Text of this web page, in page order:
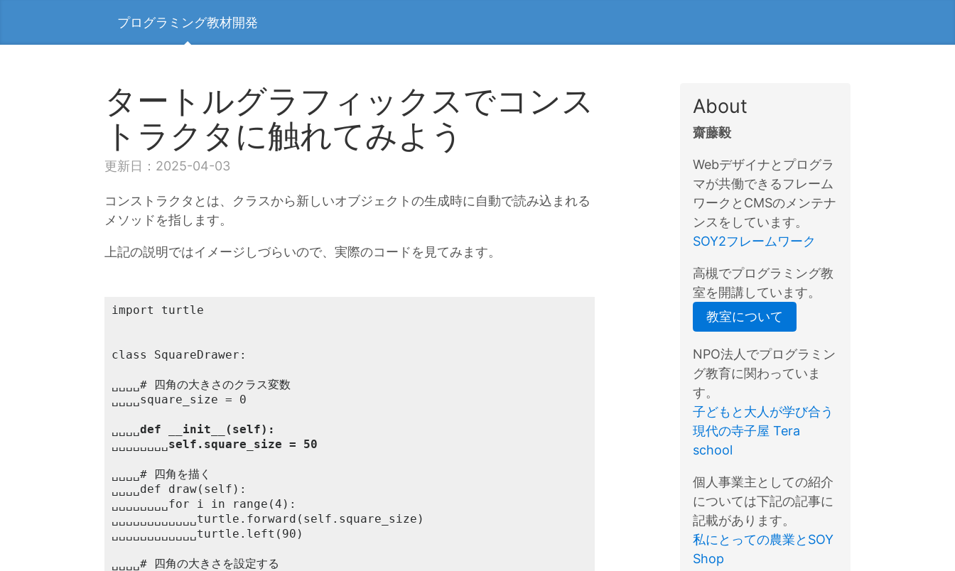
プログラミング教材開発
タートルグラフィックスでコンス
トラクタに触れてみよう
更新日：2025-04-03
コンストラクタとは、クラスから新しいオブジェクトの生成時に自動で読み込まれる
メソッドを指します。
上記の説明ではイメージしづらいので、実際のコードを見てみます。
import turtle
class SquareDrawer:
␣␣␣␣# 四角の大きさのクラス変数
␣␣␣␣square_size = 0
␣␣␣␣def __init__(self):
␣␣␣␣␣␣␣␣self.square_size = 50
␣␣␣␣# 四角を描く
␣␣␣␣def draw(self):
␣␣␣␣␣␣␣␣for i in range(4):
␣␣␣␣␣␣␣␣␣␣␣␣turtle.forward(self.square_size)
␣␣␣␣␣␣␣␣␣␣␣␣turtle.left(90)
␣␣␣␣# 四角の大きさを設定する
About
齋藤毅
Webデザイナとプログラ
マが共働できるフレーム
ワークとCMSのメンテナ
ンスをしています。
SOY2フレームワーク
高槻でプログラミング教
室を開講しています。
教室について
NPO法人でプログラミン
グ教育に関わっていま
す。
子どもと大人が学び合う
現代の寺子屋 Tera
school
個人事業主としての紹介
については下記の記事に
記載があります。
私にとっての農業とSOY
Shop